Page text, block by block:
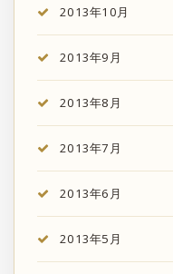
2013年10月
2013年9月
2013年8月
2013年7月
2013年6月
2013年5月